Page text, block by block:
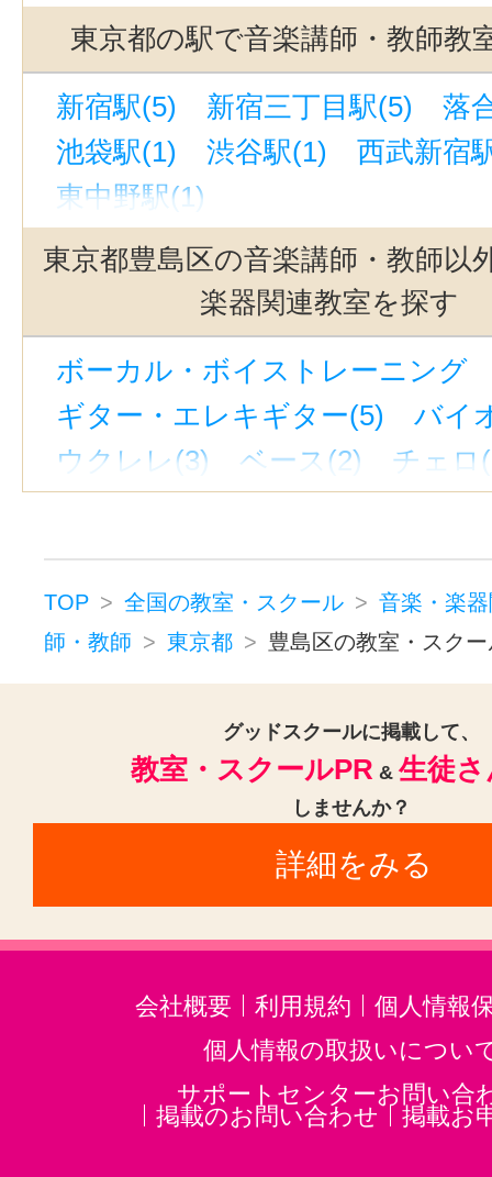
東京都の駅で音楽講師・教師教
新宿駅(5) 新宿三丁目駅(5)
落
池袋駅(1)
渋谷駅(1)
西武新宿
東中野駅(1)
東京都豊島区の音楽講師・教師以
楽器関連教室を探す
ボーカル・ボイストレーニング
ギター・エレキギター(5)
バイ
ウクレレ(3)
ベース(2)
チェロ
ジャズピアノ(1)
キーボード・
コンピュータミュージック・
作詞・作曲(1)
ドラム(3)
和太
パーカッション(1)
オカリナ(1)
ハーモニカ(1)
トロンボーン(2)
チューバ(1)
フルート(3)
サッ
トランペット(3)
クラリネット
ジャズ(1)
民族楽
二胡(5)
三味線(3)
沖縄三線(3)
邦楽・J-POP(3)
ホルン(2)
音楽・楽器その他(4)
TOP 全国の教室・スクール
音楽・楽
師・教師
東京都 豊島区の教室・スクー
グッドスクールに掲載して、
教室・スクールPR & 生徒
しませんか？
詳細をみる
会社概要 利用規約
個人情報
個人情報の取扱いについ
サポートセンターお問い合
掲載のお問い合わせ
掲載お